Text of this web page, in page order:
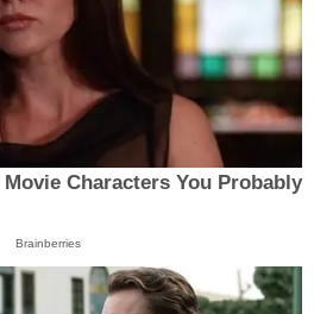
Characters You Probably
Brainberries